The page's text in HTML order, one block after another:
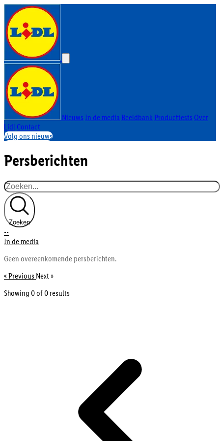
Nieuws In de mediaBeeldbank Producttests Over
Lidl Contact
Volg ons nieuws
Persberichten
Zoeken
--
In de media
Geen overeenkomende persberichten.
« Previous Next »
Showing 0 of0results